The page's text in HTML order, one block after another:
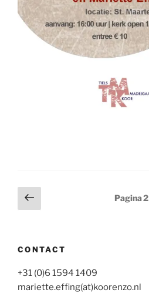
Berichten
paginering
Vorige
pagina
Pagina2
CONTACT
+31 (0)6 1594 1409
mariette.effing(at)koorenzo.nl